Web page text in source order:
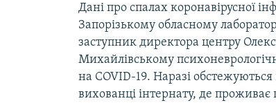
Дані про спалах коронавірусної
Запорізькому обласному
заступник директора центру
Михайлівському
на COVID-19. Наразі
вихованці інтернату, де проживає